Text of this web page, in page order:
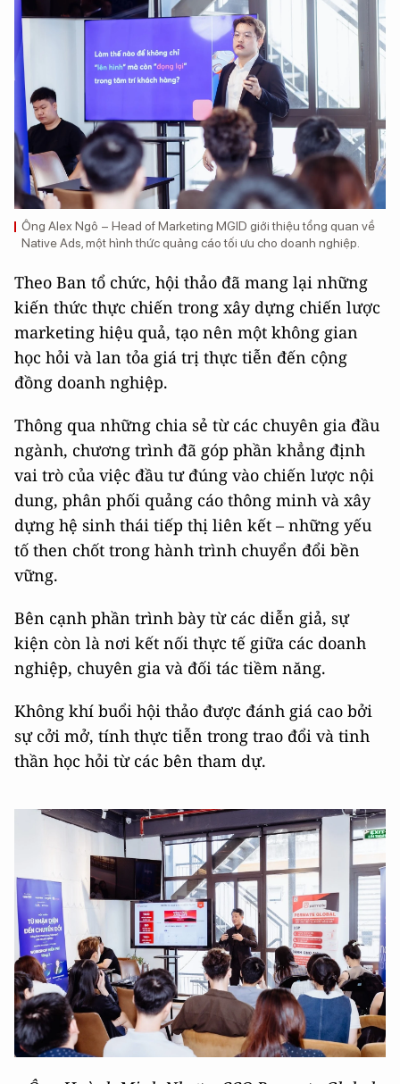
Ông Alex Ngô – Head of Marketing MGID giới thiệu tổng quan về
Native Ads, một hình thức quảng cáo tối ưu cho doanh nghiệp.
Theo Ban tổ chức, hội thảo đã mang lại những
kiến thức thực chiến trong xây dựng chiến lược
marketing hiệu quả, tạo nên một không gian
học hỏi và lan tỏa giá trị thực tiễn đến cộng
đồng doanh nghiệp.
Thông qua những chia sẻ từ các chuyên gia đầu
ngành, chương trình đã góp phần khẳng định
vai trò của việc đầu tư đúng vào chiến lược nội
dung, phân phối quảng cáo thông minh và xây
dựng hệ sinh thái tiếp thị liên kết – những yếu
tố then chốt trong hành trình chuyển đổi bền
vững.
Bên cạnh phần trình bày từ các diễn giả, sự
kiện còn là nơi kết nối thực tế giữa các doanh
nghiệp, chuyên gia và đối tác tiềm năng.
Không khí buổi hội thảo được đánh giá cao bởi
sự cởi mở, tính thực tiễn trong trao đổi và tinh
thần học hỏi từ các bên tham dự.